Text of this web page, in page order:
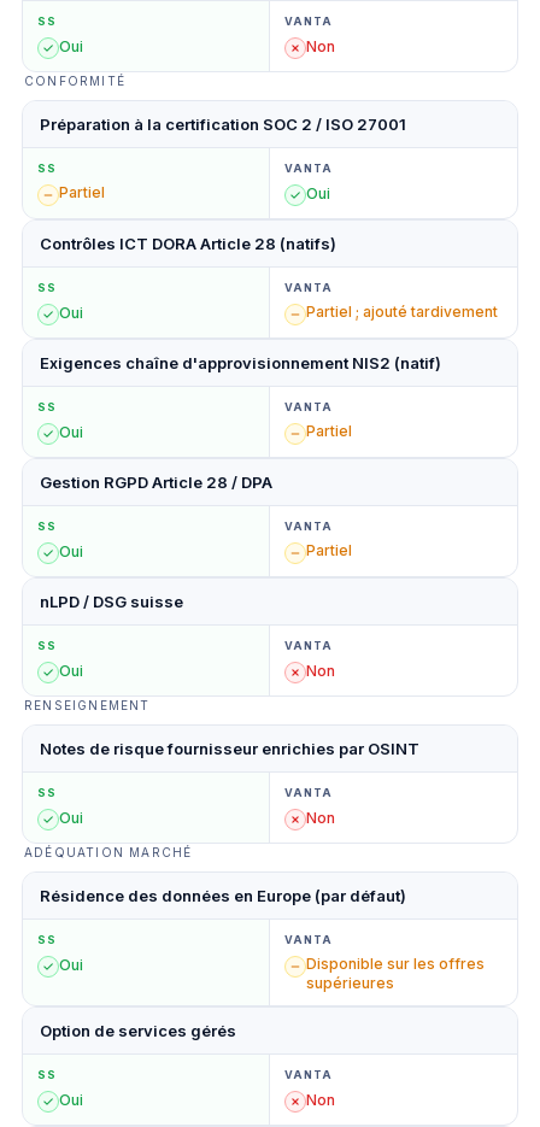
SS
Oui
VANTA
Non
CONFORMITÉ
Préparation à la certification SOC 2 / ISO 27001
SS
Partiel
VANTA
Oui
Contrôles ICT DORA Article 28 (natifs)
SS
Oui
VANTA
Partiel ; ajouté tardivement
Exigences chaîne d'approvisionnement NIS2 (natif)
SS
Oui
VANTA
Partiel
Gestion RGPD Article 28 / DPA
SS
Oui
VANTA
Partiel
nLPD / DSG suisse
SS
Oui
VANTA
Non
RENSEIGNEMENT
Notes de risque fournisseur enrichies par OSINT
SS
Oui
VANTA
Non
ADÉQUATION MARCHÉ
Résidence des données en Europe (par défaut)
SS
Oui
VANTA
Disponible sur les offres
supérieures
Option de services gérés
SS
Oui
VANTA
Non